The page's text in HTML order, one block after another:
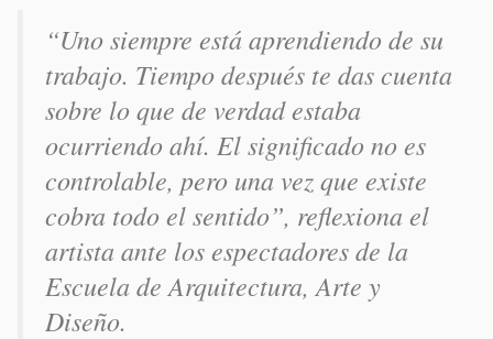
“Uno siempre está aprendiendo de su
trabajo. Tiempo después te das cuenta
sobre lo que de verdad estaba
ocurriendo ahí. El significado no es
controlable, pero una vez que existe
cobra todo el sentido”, reflexiona el
artista ante los espectadores de la
Escuela de Arquitectura, Arte y
Diseño.